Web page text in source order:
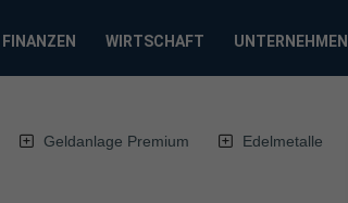
FINANZEN WIRTSCHAFT UNTERNEHMEN
Geldanlage Premium Edelmetalle